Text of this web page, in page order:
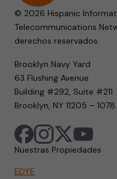
© 2026 Hispanic
Telecommunications
derechos reservados.
Brooklyn Navy Yard
63 Flushing Avenue
Building #292, Suite #211
Brooklyn, NY 11205 – 1078.
Nuestras Propiedades
EDYE